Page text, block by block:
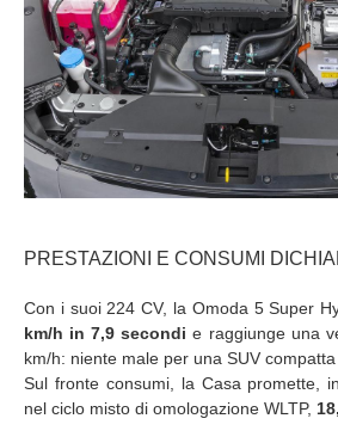
PRESTAZIONI E CONSUMI
Con i suoi 224 CV, la Omoda 5 Super
km/h in 7,9 secondie raggiunge una
km/h: niente male per una SUV
Sul fronte consumi, la Casa promette,
nel ciclo misto di omologazione WLTP,